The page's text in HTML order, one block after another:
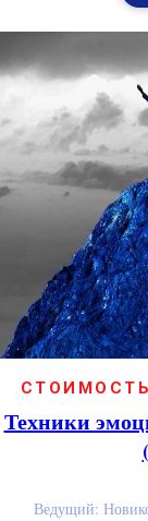
СТОИМОСТЬ
Техники
Ведущий: